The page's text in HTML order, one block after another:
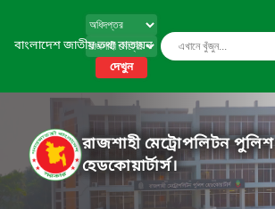
বাংলাদেশ জাতীয় তথ্য বাতায়ন
দেখুন
রাজশাহী মেট্রোপলিটন পুলিশ
হেডকোয়ার্টার্স।